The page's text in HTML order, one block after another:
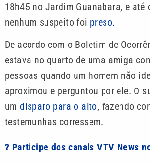
18h45 no Jardim Guanabara, e até
nenhum suspeito foi preso.
De acordo com o Boletim de
estava no quarto de uma amiga
pessoas quando um homem não
aproximou e perguntou por ele. O
um disparo para o alto, fazendo
testemunhas corressem.
? Participe dos canais VTV News